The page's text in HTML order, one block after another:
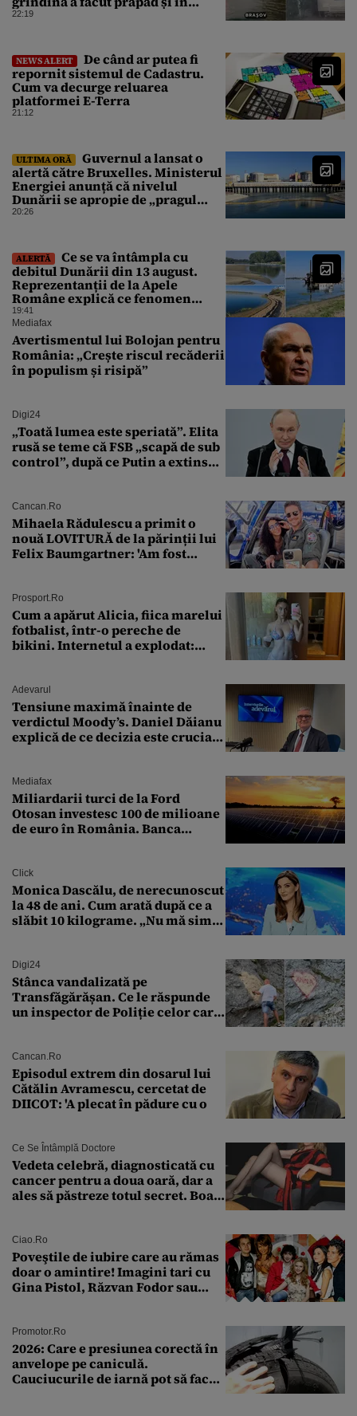
Bihor
22:19
NEWS ALERT
De când ar putea fi
repornit sistemul de Cadastru.
Cum va decurge reluarea
platformei E-Terra
21:12
ULTIMA ORĂ
Guvernul a lansat o
alertă către Bruxelles. Ministerul
Energiei anunță că nivelul
Dunării se apropie de „pragul
critic”, iar centrala de la
20:26
ALERTĂ
Ce se va întâmpla cu
debitul Dunării din 13 august.
Reprezentanții de la Apele
Române explică ce fenomen
urmează
19:41
Mediafax
Avertismentul lui Bolojan pentru
România: „Crește riscul recăderii
în populism și risipă”
Digi24
„Toată lumea este speriată”. Elita
rusă se teme că FSB „scapă de sub
control”, după ce Putin a extins
Cancan.ro
Mihaela Rădulescu a primit o
nouă LOVITURĂ de la părinții lui
Felix Baumgartner: 'Am fost
Prosport.ro
Cum a apărut Alicia, fiica marelui
fotbalist, într-o pereche de
bikini. Internetul a explodat:
Adevarul
Tensiune maximă înainte de
verdictul Moody’s. Daniel Dăianu
explică de ce decizia este crucială
Mediafax
Miliardarii turci de la Ford
Otosan investesc 100 de milioane
de euro în România. Banca
Click
Monica Dascălu, de nerecunoscut
la 48 de ani. Cum arată după ce a
slăbit 10 kilograme. „Nu mă simt
Digi24
Stânca vandalizată pe
Transfăgărășan. Ce le răspunde
un inspector de Poliție celor care
Cancan.ro
Episodul extrem din dosarul lui
Cătălin Avramescu, cercetat de
DIICOT: 'A plecat în pădure cu o
Ce Se Întâmplă Doctore
Vedeta celebră, diagnosticată cu
cancer pentru a doua oară, dar a
ales să păstreze totul secret. Boala
Ciao.ro
Poveştile de iubire care au rămas
doar o amintire! Imagini tari cu
Gina Pistol, Răzvan Fodor sau
Promotor.ro
2026: Care e presiunea corectă în
anvelope pe caniculă.
Cauciucurile de iarnă pot să facă